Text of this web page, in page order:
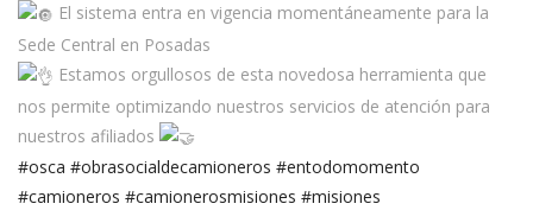
El sistema entra en vigencia momentáneamente para la
Sede Central en Posadas
Estamos orgullosos de esta novedosa herramienta que
nos permite optimizando nuestros servicios de atención para
nuestros afiliados
#osca #obrasocialdecamioneros #entodomomento
#camioneros #camionerosmisiones #misiones